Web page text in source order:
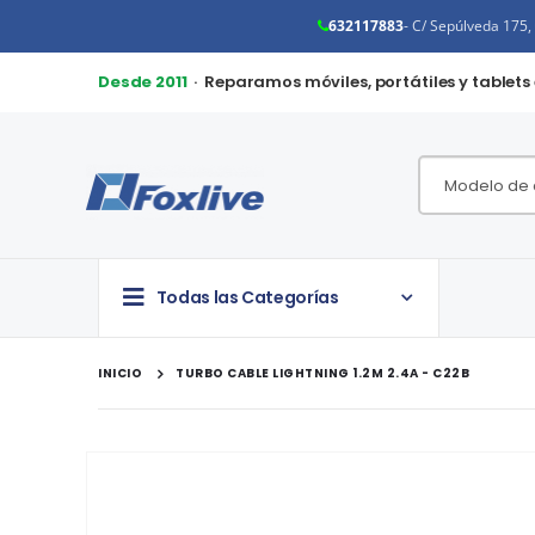
632117883- C/ Sepúlveda
Desde 2011· Reparamos móviles, portátiles y tablets
Todas las Categorías
INICIO TURBO CABLE LIGHTNING 1.2M 2.4A - C22B